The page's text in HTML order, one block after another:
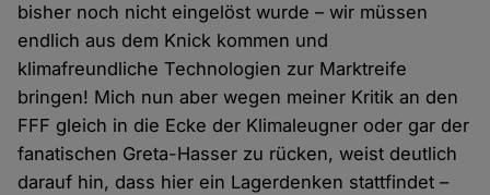
bisher noch nicht eingelöst wurde – wir müssen
endlich aus dem Knick kommen und
klimafreundliche Technologien zur Marktreife
bringen! Mich nun aber wegen meiner Kritik an den
FFF gleich in die Ecke der Klimaleugner oder gar der
fanatischen Greta-Hasser zu rücken, weist deutlich
darauf hin, dass hier ein Lagerdenken stattfindet –